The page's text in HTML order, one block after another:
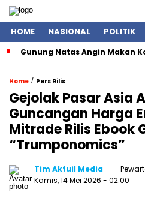
HOME NASIONAL POLITIK
Gunung Natas Angin Makan
Home / Pers Rilis
Gejolak Pasar Asia
Guncangan Harga
Mitrade Rilis Ebook
“Trumponomics”
Tim Aktuil Media
-
Kamis, 14 Mei 2026 - 02:00